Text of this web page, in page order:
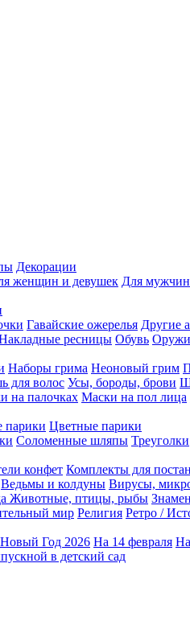
Декорации
женщин и девушек Для мужчин
Гавайские ожерелья Другие
ресницы Обувь
Наборы грима Неоновый грим
для волос Усы, бороды, брови
на палочках Маски на пол лица
парики Цветные парики
Соломенные шляпы Треуголки
конфет Комплекты для
Ведьмы и колдуны Вирусы,
Животные, птицы, рыбы
мир Религия Ретро /
Год 2026 На 14 февраля
в детский сад